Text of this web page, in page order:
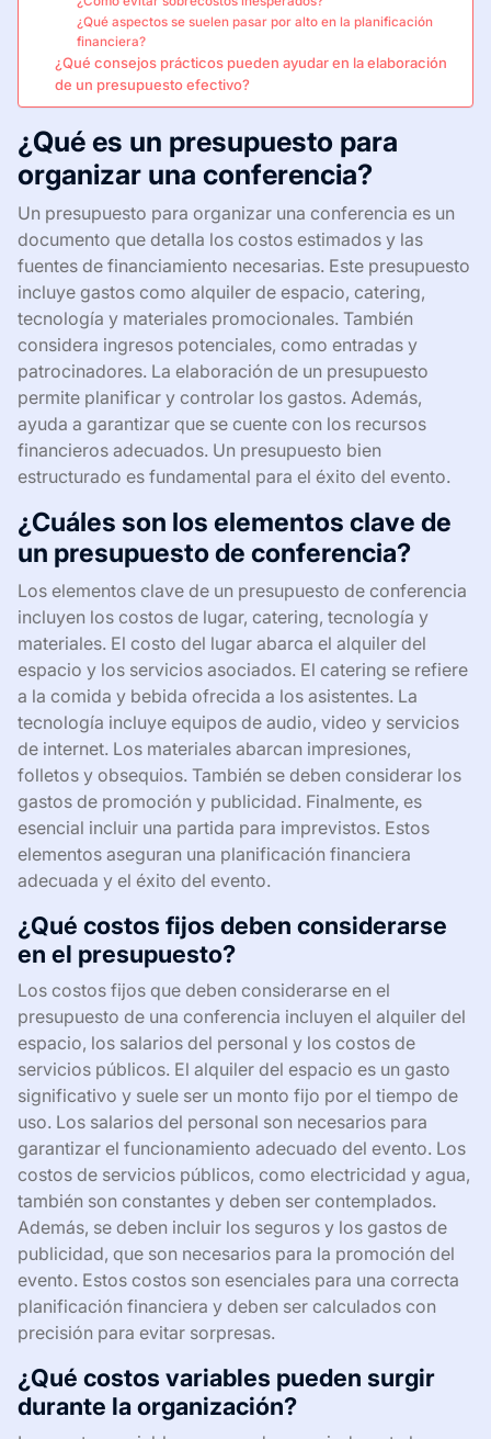
¿Qué aspectos se suelen pasar por alto en la planificación
financiera?
¿Qué consejos prácticos pueden ayudar en la elaboración
de un presupuesto efectivo?
¿Qué es un presupuesto para
organizar una conferencia?
Un presupuesto para organizar una conferencia es un
documento que detalla los costos estimados y las
fuentes de financiamiento necesarias. Este presupuesto
incluye gastos como alquiler de espacio, catering,
tecnología y materiales promocionales. También
considera ingresos potenciales, como entradas y
patrocinadores. La elaboración de un presupuesto
permite planificar y controlar los gastos. Además,
ayuda a garantizar que se cuente con los recursos
financieros adecuados. Un presupuesto bien
estructurado es fundamental para el éxito del evento.
¿Cuáles son los elementos clave de
un presupuesto de conferencia?
Los elementos clave de un presupuesto de conferencia
incluyen los costos de lugar, catering, tecnología y
materiales. El costo del lugar abarca el alquiler del
espacio y los servicios asociados. El catering se refiere
a la comida y bebida ofrecida a los asistentes. La
tecnología incluye equipos de audio, video y servicios
de internet. Los materiales abarcan impresiones,
folletos y obsequios. También se deben considerar los
gastos de promoción y publicidad. Finalmente, es
esencial incluir una partida para imprevistos. Estos
elementos aseguran una planificación financiera
adecuada y el éxito del evento.
¿Qué costos fijos deben considerarse
en el presupuesto?
Los costos fijos que deben considerarse en el
presupuesto de una conferencia incluyen el alquiler del
espacio, los salarios del personal y los costos de
servicios públicos. El alquiler del espacio es un gasto
significativo y suele ser un monto fijo por el tiempo de
uso. Los salarios del personal son necesarios para
garantizar el funcionamiento adecuado del evento. Los
costos de servicios públicos, como electricidad y agua,
también son constantes y deben ser contemplados.
Además, se deben incluir los seguros y los gastos de
publicidad, que son necesarios para la promoción del
evento. Estos costos son esenciales para una correcta
planificación financiera y deben ser calculados con
precisión para evitar sorpresas.
¿Qué costos variables pueden surgir
durante la organización?